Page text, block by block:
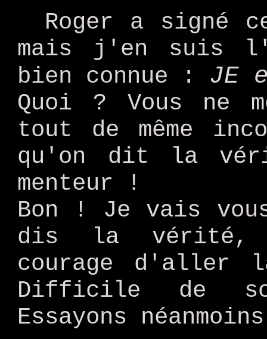
Roger a signé
mais j'en suis
bien connue : JE
Quoi ? Vous ne
tout de même
qu'on dit la
menteur !
Bon ! Je vais
dis la vérité,
courage d'aller
Difficile de
Essayons